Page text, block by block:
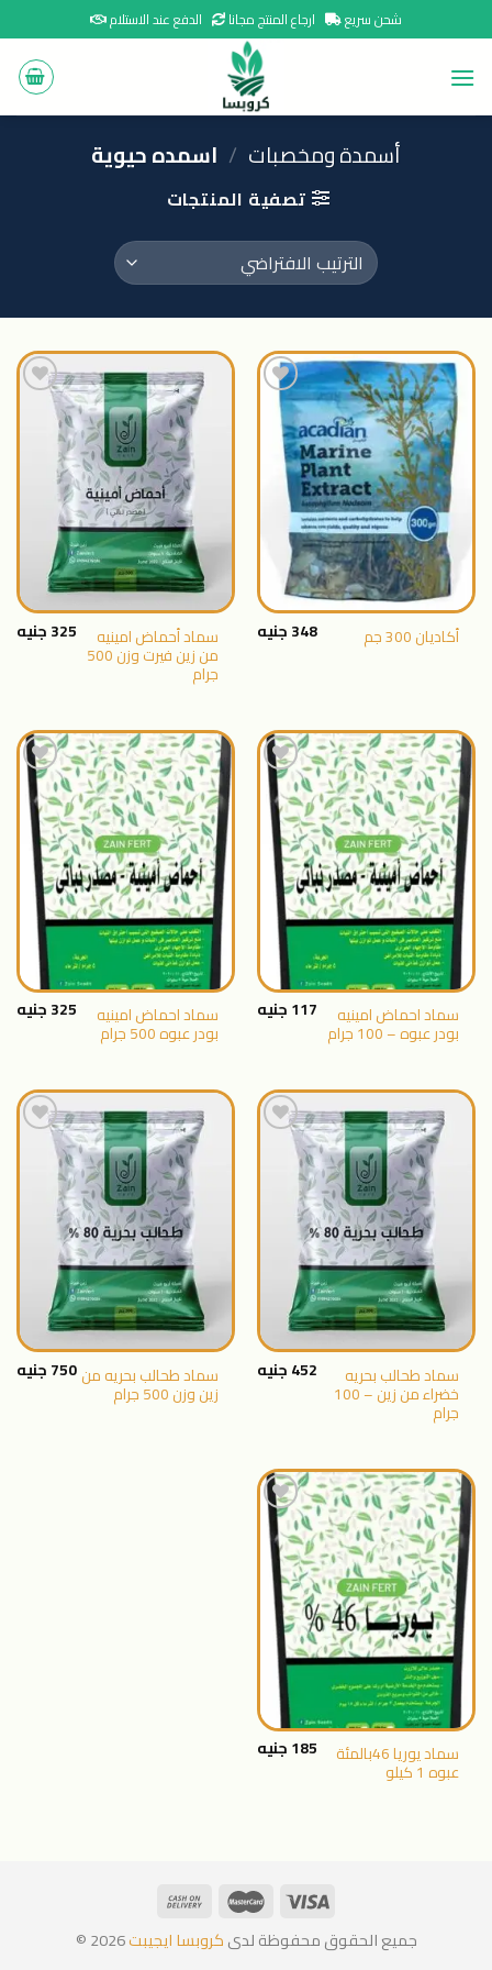
to
content
شحن سريع ارجاع المنتج مجانا الدفع عند الاستلام
أسمدة ومخصبات / اسمده حيوية
تصفية المنتجات
اضافة
المنتجات
المفضلة
أكاديان 300 جم 348جنيه سماد أحماض امينيه
من زين فيرت وزن 500
جرام
325جنيه
اضافة
الى
المنتجات
المفضلة
سماد احماض امينيه
بودر عبوه – 100 جرام
117جنيه
اضافة
الى
المنتجات
المفضلة
سماد احماض امينيه
بودر عبوه 500 جرام
325جنيه
سماد طحالب بحريه
خضراء من زين – 100
جرام
452جنيه سماد طحالب بحريه من
زين وزن 500 جرام
750جنيه
اضافة
الى
المنتجات
المفضلة
سماد يوريا 46بالمئة
عبوه 1 كيلو
185جنيه
جميع الحقوق محفوظة لدىكروبسا ايجيبت2026 ©